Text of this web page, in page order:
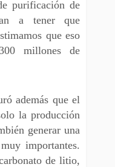
purificación de
a tener que
que eso
millones de
además que el
la producción
generar una
importantes.
de litio,